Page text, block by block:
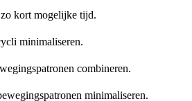
kort mogelijke tijd.
minimaliseren.
combineren.
minimaliseren.